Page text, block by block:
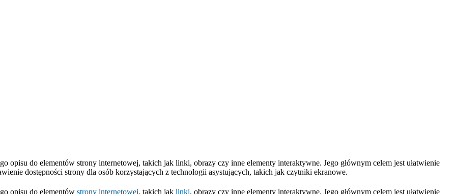
do elementów strony internetowej, takich jak linki, obrazy czy inne elementy interaktywne. Jego głównym celem jest ułatwienie
dostępności strony dla osób korzystających z technologii asystujących, takich jak czytniki ekranowe.
opisu do elementów strony internetowej, takich jak linki, obrazy czy inne elementy interaktywne. Jego głównym celem jest ułatwienie